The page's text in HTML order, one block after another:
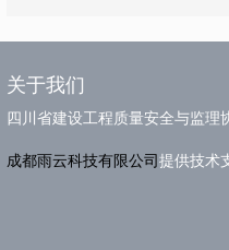
关于我们
四川省建设工程质量安全与监理
成都雨云科技有限公司提供技术